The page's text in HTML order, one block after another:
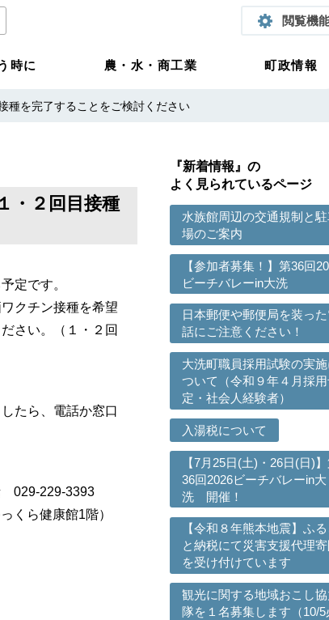
閲覧機
時に 農・水・商工業 町政情報
種を完了することをご検討ください
・２回目接種
定です。
クチン接種を希望
さい。（１・２回
たら、電話か窓口
029-229-3393
くら健康館1階）
『新着情報』の
よく見られているページ
水族館周辺の交通規制と
場のご案内
【参加者募集！】第36回
ビーチバレーin大洗
日本郵便や郵便局を装った
話にご注意ください！
大洗町職員採用試験の実施
ついて（令和９年４月採
定・社会人経験者）
入湯税について
【7月25日(土)・26日(日)
36回2026ビーチバレーin大
洗 開催！
【令和８年熊本地震】ふる
と納税にて災害支援代理
を受け付けています
観光に関する地域おこし協
隊を１名募集します（10/5